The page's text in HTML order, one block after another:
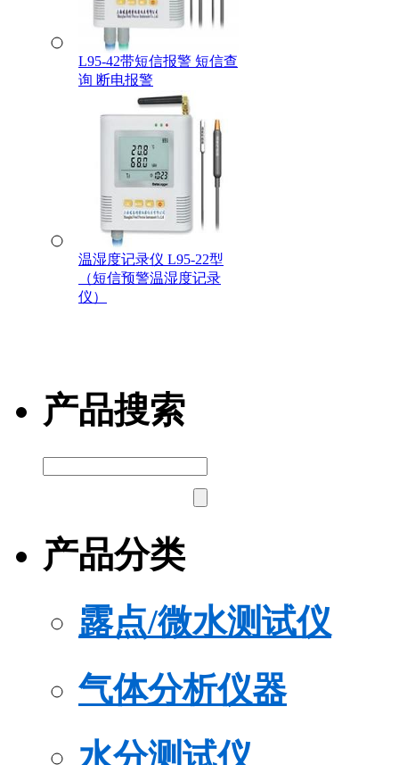
L95-42带短信报警 短信查
询 断电报警
温湿度记录仪 L95-22型
（短信预警温湿度记录
仪）
产品搜索
产品分类
露点/微水测试仪
气体分析仪器
水分测试仪